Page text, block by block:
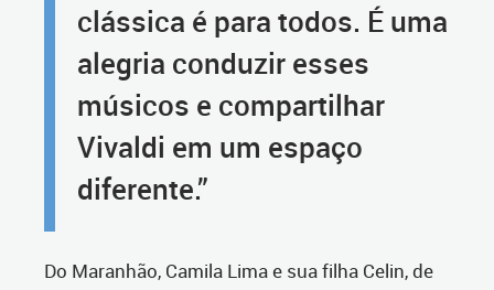
clássica é para todos. É uma
alegria conduzir esses
músicos e compartilhar
Vivaldi em um espaço
diferente.”
Do Maranhão, Camila Lima e sua filha Celin, de